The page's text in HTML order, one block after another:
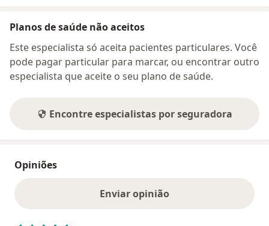
Planos de saúde não aceitos
Este especialista só aceita pacientes particulares. Você
pode pagar particular para marcar, ou encontrar outro
especialista que aceite o seu plano de saúde.
Encontre especialistas por seguradora
Opiniões
Enviar opinião